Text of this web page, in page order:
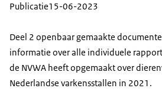
Publicatie15-06-2023
Deel 2 openbaar gemaakte
informatie over alle individuele
de NVWA heeft opgemaakt over
Nederlandse varkensstallen in 2021.